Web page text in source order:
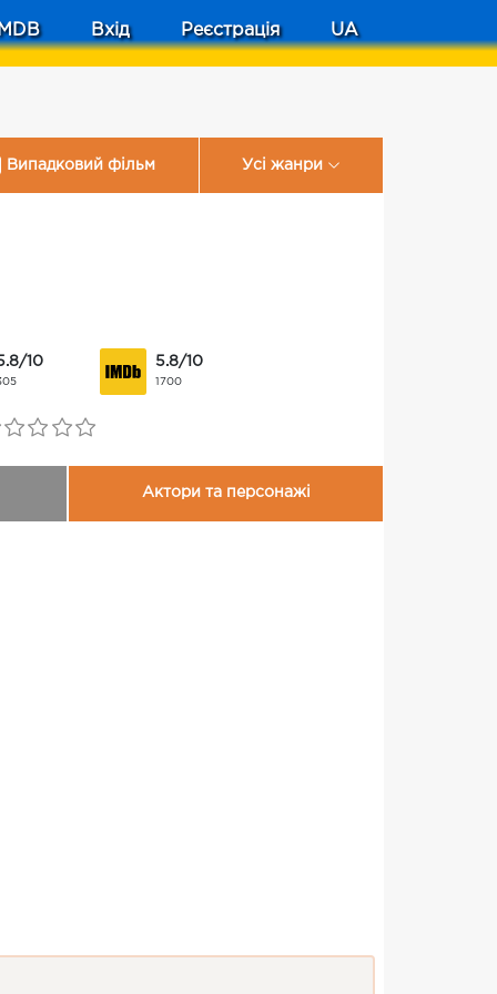
Вхід Реєстрація UA
Випадковий фільм Усі жанри
10 5.8/10
1700
Актори та персонажі